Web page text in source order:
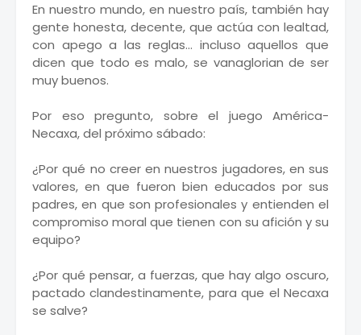
En nuestro mundo, en nuestro país, también hay
gente honesta, decente, que actúa con lealtad,
con apego a las reglas... incluso aquellos que
dicen que todo es malo, se vanaglorian de ser
muy buenos.
Por eso pregunto, sobre el juego América-
Necaxa, del próximo sábado:
¿Por qué no creer en nuestros jugadores, en sus
valores, en que fueron bien educados por sus
padres, en que son profesionales y entienden el
compromiso moral que tienen con su afición y su
equipo?
¿Por qué pensar, a fuerzas, que hay algo oscuro,
pactado clandestinamente, para que el Necaxa
se salve?